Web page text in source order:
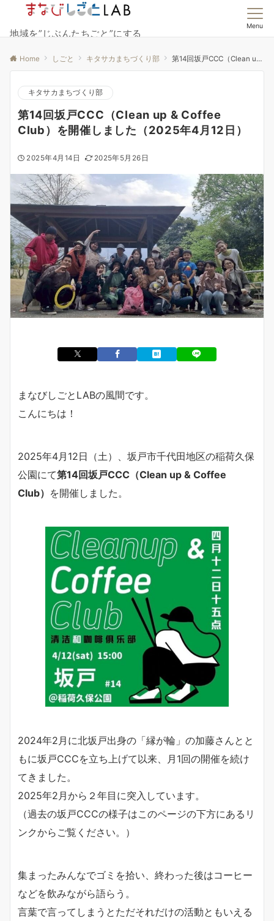
地域を”じぶんたちごと”にする
Menu
Home しごと キタサカまちづくり部 第14回坂戸CCC（Clean up & Coffee Club）を開催しました（2025年4月12日）
キタサカまちづくり部
第14回坂戸CCC（Clean up & Coffee
Club）を開催しました（2025年4月12日）
2025年4月14日 2025年5月26日
まなびしごとLABの風間です。
こんにちは！
2025年4月12日（土）、坂戸市千代田地区の稲荷久保
公園にて第14回坂戸CCC （Clean up & Coffee
Club） を開催しました。
2024年2月に北坂戸出身の「縁が輪」の加藤さんとと
もに坂戸CCCを立ち上げて以来、月1回の開催を続け
てきました。
2025年2月から２年目に突入しています。
（過去の坂戸CCCの様子はこのページの下方にあるリ
ンクからご覧ください。）
集まったみんなでゴミを拾い、終わった後はコーヒー
などを飲みながら語らう。
言葉で言ってしまうとただそれだけの活動ともいえる